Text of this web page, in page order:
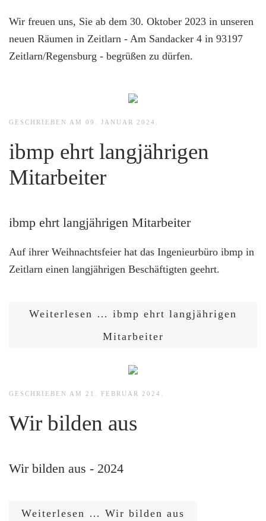
Wir freuen uns, Sie ab dem 30. Oktober 2023 in unseren
neuen Räumen in Zeitlarn - Am Sandacker 4 in 93197
Zeitlarn/Regensburg - begrüßen zu dürfen.
GESCHRIEBEN AM 09. JANUAR 2024
ibmp ehrt langjährigen
Mitarbeiter
ibmp ehrt langjährigen Mitarbeiter
Auf ihrer Weihnachtsfeier hat das Ingenieurbüro ibmp in
Zeitlarn einen langjährigen Beschäftigten geehrt.
Weiterlesen … ibmp ehrt langjährigen
Mitarbeiter
GESCHRIEBEN AM 21. FEBRUAR 2024
Wir bilden aus
Wir bilden aus - 2024
Weiterlesen … Wir bilden aus